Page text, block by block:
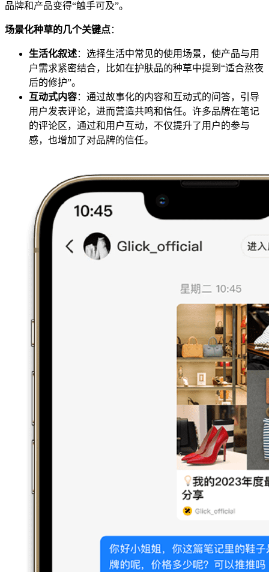
品牌和产品变得“触手可及”。
场景化种草的几个关键点：
生活化叙述：选择生活中常见的使用场景，使产品与用
户需求紧密结合，比如在护肤品的种草中提到“适合熬夜
后的修护”。
互动式内容：通过故事化的内容和互动式的问答，引导
用户发表评论，进而营造共鸣和信任。许多品牌在笔记
的评论区，通过和用户互动，不仅提升了用户的参与
感，也增加了对品牌的信任。